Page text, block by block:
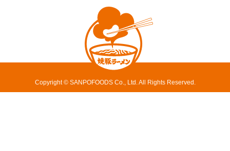
Copyright © SANPOFOODS Co., Ltd. All Rights Reserved.